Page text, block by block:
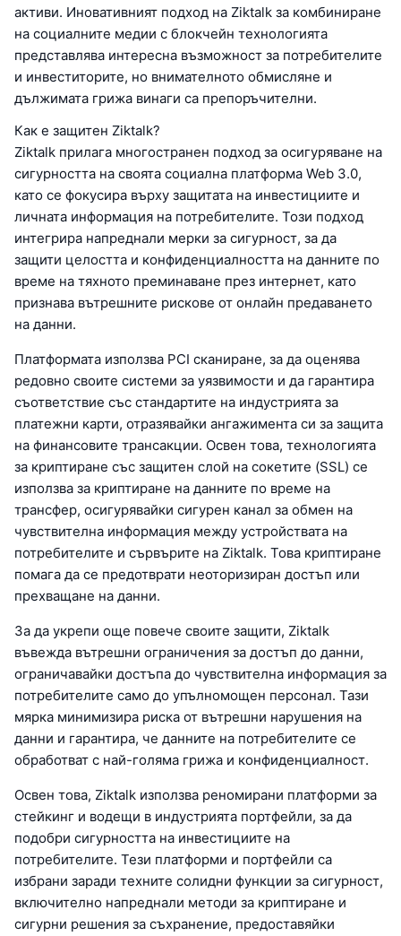
активи. Иновативният подход на Ziktalk за комбиниране
на социалните медии с блокчейн технологията
представлява интересна възможност за потребителите
и инвеститорите, но внимателното обмисляне и
дължимата грижа винаги са препоръчителни.
Как е защитен Ziktalk?
Ziktalk прилага многостранен подход за осигуряване на
сигурността на своята социална платформа Web 3.0,
като се фокусира върху защитата на инвестициите и
личната информация на потребителите. Този подход
интегрира напреднали мерки за сигурност, за да
защити целостта и конфиденциалността на данните по
време на тяхното преминаване през интернет, като
признава вътрешните рискове от онлайн предаването
на данни.
Платформата използва PCI сканиране, за да оценява
редовно своите системи за уязвимости и да гарантира
съответствие със стандартите на индустрията за
платежни карти, отразявайки ангажимента си за защита
на финансовите трансакции. Освен това, технологията
за криптиране със защитен слой на сокетите (SSL) се
използва за криптиране на данните по време на
трансфер, осигурявайки сигурен канал за обмен на
чувствителна информация между устройствата на
потребителите и сървърите на Ziktalk. Това криптиране
помага да се предотврати неоторизиран достъп или
прехващане на данни.
За да укрепи още повече своите защити, Ziktalk
въвежда вътрешни ограничения за достъп до данни,
ограничавайки достъпа до чувствителна информация за
потребителите само до упълномощен персонал. Тази
мярка минимизира риска от вътрешни нарушения на
данни и гарантира, че данните на потребителите се
обработват с най-голяма грижа и конфиденциалност.
Освен това, Ziktalk използва реномирани платформи за
стейкинг и водещи в индустрията портфейли, за да
подобри сигурността на инвестициите на
потребителите. Тези платформи и портфейли са
избрани заради техните солидни функции за сигурност,
включително напреднали методи за криптиране и
сигурни решения за съхранение, предоставяйки